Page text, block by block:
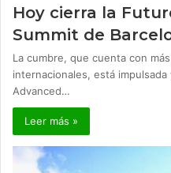
Hoy cierra la
Summit de
La cumbre, que cuenta con
internacionales, está
Advanced…
Leer más »